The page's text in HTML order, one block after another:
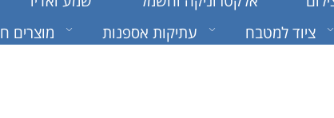
ציוד למטבח עתיקות אספנות מוצרים